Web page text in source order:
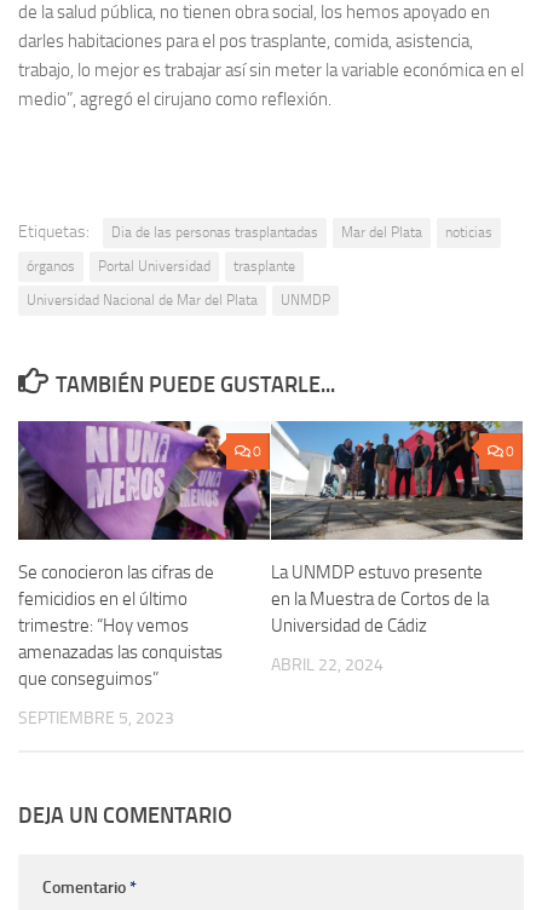
de la salud pública, no tienen obra social, los hemos apoyado en
darles habitaciones para el pos trasplante, comida, asistencia,
trabajo, lo mejor es trabajar así sin meter la variable económica en el
medio”, agregó el cirujano como reflexión.
Etiquetas: Dia de las personas trasplantadas Mar del Plata
noticias
órganos
Portal Universidad
trasplante
Universidad Nacional de Mar del Plata
UNMDP
TAMBIÉN PUEDE GUSTARLE...
0
Se conocieron las cifras de
femicidios en el último
trimestre: “Hoy vemos
amenazadas las conquistas
que conseguimos”
SEPTIEMBRE 5, 2023
0
La UNMDP estuvo presente
en la Muestra de Cortos de la
Universidad de Cádiz
ABRIL 22, 2024
DEJA UN COMENTARIO
Comentario*